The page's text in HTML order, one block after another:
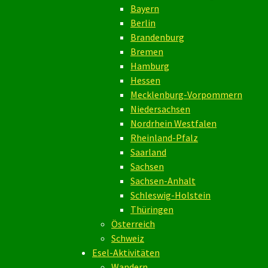
Bayern
Berlin
Brandenburg
Bremen
Hamburg
Hessen
Mecklenburg-Vorpommern
Niedersachsen
Nordrhein Westfalen
Rheinland-Pfalz
Saarland
Sachsen
Sachsen-Anhalt
Schleswig-Holstein
Thüringen
Österreich
Schweiz
Esel-Aktivitäten